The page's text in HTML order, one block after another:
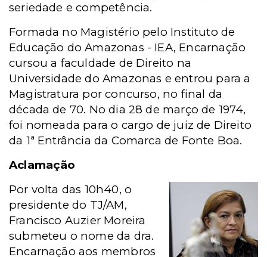
seriedade e competência.
Formada no Magistério pelo Instituto de
Educação do Amazonas - IEA, Encarnação
cursou a faculdade de Direito na
Universidade do Amazonas e entrou para a
Magistratura por concurso, no final da
década de 70. No dia 28 de março de 1974,
foi nomeada para o cargo de juiz de Direito
da 1ª Entrância da Comarca de Fonte Boa.
Aclamação
Por volta das 10h40, o
presidente do TJ/AM,
Francisco Auzier Moreira
submeteu o nome da dra.
Encarnação aos membros